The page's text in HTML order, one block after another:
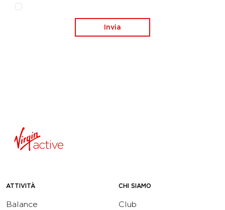
Invia
ATTIVITÀ
Balance
CHI SIAMO
Club